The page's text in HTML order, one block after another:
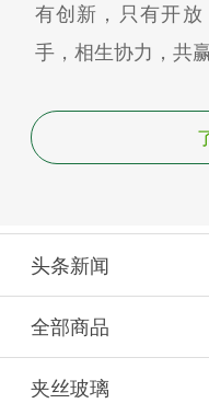
有创新，只有开
手，相生协力，共
头条新闻
全部商品
夹丝玻璃